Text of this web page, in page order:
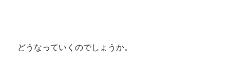
どうなっていくのでしょうか。